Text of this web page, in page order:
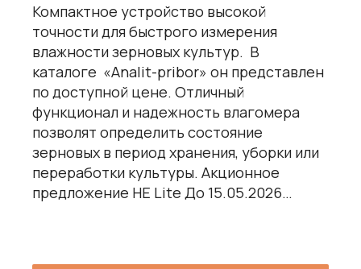
Компактное устройство высокой
точности для быстрого измерения
влажности зерновых культур. В
каталоге «Analit-pribor» он представлен
по доступной цене. Отличный
функционал и надежность влагомера
позволят определить состояние
зерновых в период хранения, уборки или
переработки культуры. Акционное
предложение HE Lite До 15.05.2026…